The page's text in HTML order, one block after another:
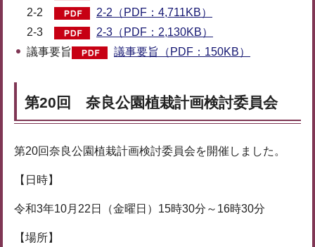
2-2
2-2（PDF：4,711KB）
2-3
2-3（PDF：2,130KB）
議事要旨
議事要旨（PDF：150KB）
第20回 奈良公園植栽計画検討委員会
第20回奈良公園植栽計画検討委員会を開催しました。
【日時】
令和3年10月22日（金曜日）15時30分～16時30分
【場所】